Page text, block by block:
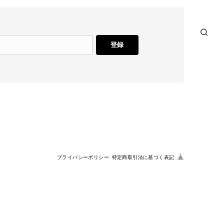
登録
プライバシーポリシー 特定商取引法に基づく表記